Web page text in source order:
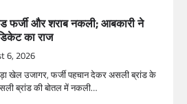
फर्जी और शराब नकली; आबकारी ने
का राज
6, 2026
खेल उजागर, फर्जी पहचान देकर असली ब्रांड के
ब्रांड की बोतल में नकली…